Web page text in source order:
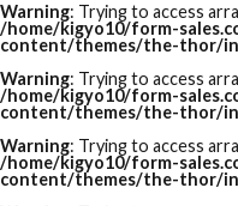
Warning: Trying to access
/home/kigyo10/form-
content/themes/the-thor/
Warning: Trying to access
/home/kigyo10/form-
content/themes/the-thor/
Warning: Trying to access
/home/kigyo10/form-
content/themes/the-thor/